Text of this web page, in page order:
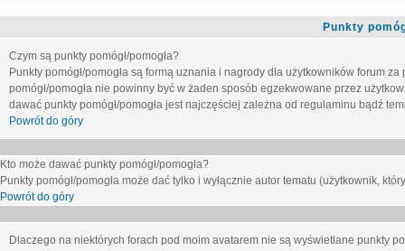
Punkty
Czym są punkty pomógł/pomogła?
Punkty pomógł/pomogła są formą uznania i nagrody dla użytkowników forum
pomógł/pomogła nie powinny być w żaden sposób egzekwowane przez
dawać punkty pomógł/pomogła jest najczęściej zależna od regulaminu bądź
Powrót do góry
Kto może dawać punkty pomógł/pomogła?
Punkty pomógł/pomogła może dać tylko i wyłącznie autor tematu (użytkownik,
Powrót do góry
Dlaczego na niektórych forach pod moim avatarem nie są wyświetlane punkty